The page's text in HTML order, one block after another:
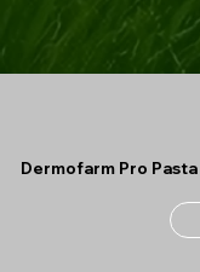
Dermofarm Pro Pasta